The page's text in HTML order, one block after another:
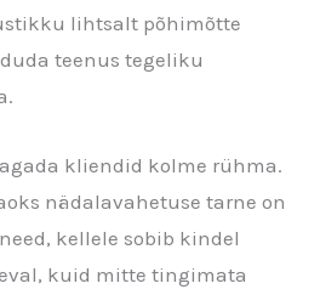
lihtsalt põhimõtte
teenus tegeliku
kliendid kolme rühma.
nädalavahetuse tarne on
kellele sobib kindel
kuid mitte tingimata